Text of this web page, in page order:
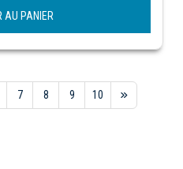
AU PANIER
7 8 9 10